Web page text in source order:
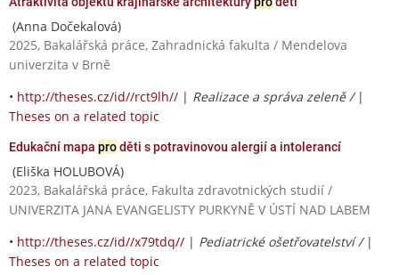
(Anna Dočekalová)
2025, Bakalářská práce, Zahradnická fakulta / Mendelova
univerzita v Brně
• http://theses.cz/id//rct9lh// | Realizace a správa zeleně / |
Theses on a related topic
Edukační mapa proděti s potravinovou alergií a intolerancí
(Eliška HOLUBOVÁ)
2023, Bakalářská práce, Fakulta zdravotnických studií /
UNIVERZITA JANA EVANGELISTY PURKYNĚ V ÚSTÍ NAD LABEM
• http://theses.cz/id//x79tdq// | Pediatrické ošetřovatelství / |
Theses on a related topic